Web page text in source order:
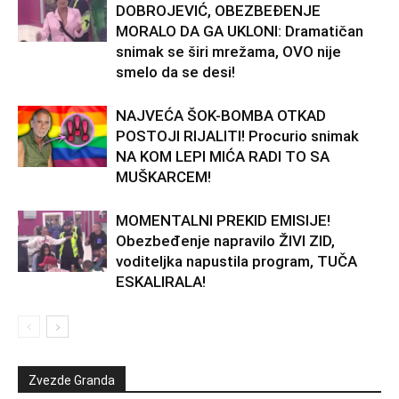
DOBROJEVIĆ, OBEZBEĐENJE
MORALO DA GA UKLONI: Dramatičan
snimak se širi mrežama, OVO nije
smelo da se desi!
NAJVEĆA ŠOK-BOMBA OTKAD
POSTOJI RIJALITI! Procurio snimak
NA KOM LEPI MIĆA RADI TO SA
MUŠKARCEM!
MOMENTALNI PREKID EMISIJE!
Obezbeđenje napravilo ŽIVI ZID,
voditeljka napustila program, TUČA
ESKALIRALA!
Zvezde Granda